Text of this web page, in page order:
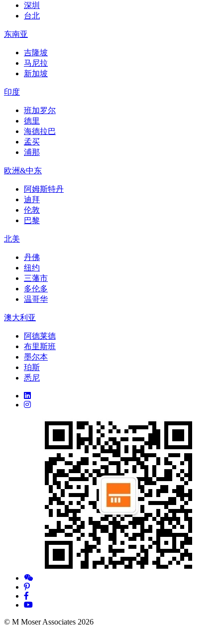
深圳
台北
东南亚
吉隆坡
马尼拉
新加坡
印度
班加罗尔
德里
海德拉巴
孟买
浦那
欧洲&中东
阿姆斯特丹
迪拜
伦敦
巴黎
北美
丹佛
纽约
三藩市
多伦多
温哥华
澳大利亚
阿德莱德
布里斯班
墨尔本
珀斯
悉尼
© M Moser Associates 2026